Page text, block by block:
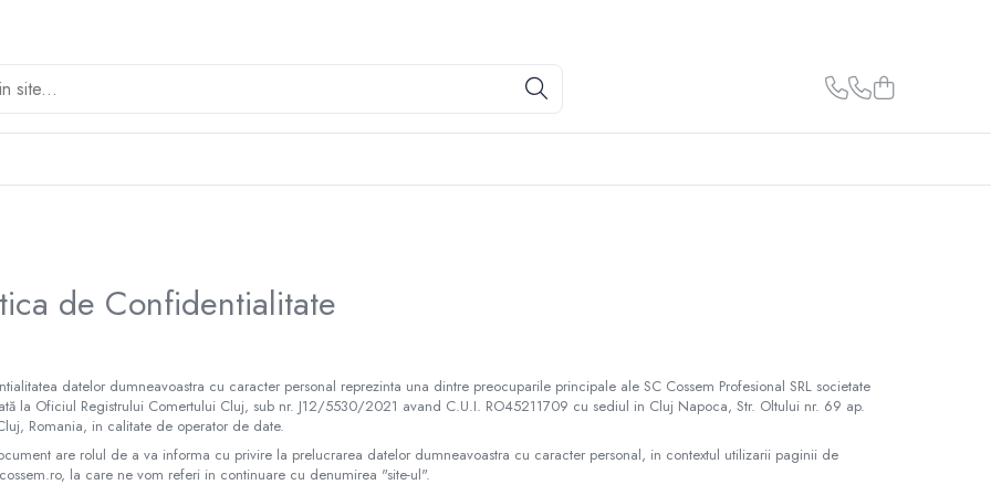
de Confidentialitate
datelor dumneavoastra cu caracter personal reprezinta una dintre preocuparile principale ale SC Cossem Profesional SRL societate
la Oficiul Registrului Comertului Cluj, sub nr. J12/5530/2021 avand C.U.I. RO45211709 cu sediul in Cluj Napoca, Str. Oltului nr. 69 ap.
Romania, in calitate de operator de date.
are rolul de a va informa cu privire la prelucrarea datelor dumneavoastra cu caracter personal, in contextul utilizarii paginii de
la care ne vom referi in continuare cu denumirea "site-ul".